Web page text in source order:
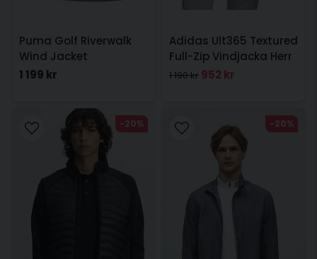
Puma Golf Riverwalk
Wind Jacket
1 199 kr
Adidas Ult365 Textured
Full-Zip Vindjacka Herr
Svart
1 190 kr 952 kr
-20% -20%